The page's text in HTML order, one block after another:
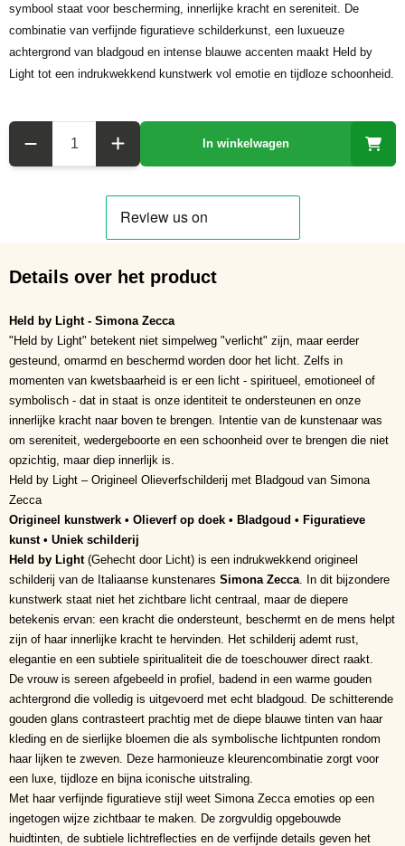
symbool staat voor bescherming, innerlijke kracht en sereniteit. De
combinatie van verfijnde figuratieve schilderkunst, een luxueuze
achtergrond van bladgoud en intense blauwe accenten maakt Held by
Light tot een indrukwekkend kunstwerk vol emotie en tijdloze schoonheid.
In winkelwagen
Details over het product
Held by Light - Simona Zecca
"Held by Light" betekent niet simpelweg "verlicht" zijn, maar eerder
gesteund, omarmd en beschermd worden door het licht. Zelfs in
momenten van kwetsbaarheid is er een licht - spiritueel, emotioneel of
symbolisch - dat in staat is onze identiteit te ondersteunen en onze
innerlijke kracht naar boven te brengen. Intentie van de kunstenaar was
om sereniteit, wedergeboorte en een schoonheid over te brengen die niet
opzichtig, maar diep innerlijk is.
Held by Light – Origineel Olieverfschilderij met Bladgoud van Simona
Zecca
Origineel kunstwerk • Olieverf op doek • Bladgoud • Figuratieve
kunst • Uniek schilderij
Held by Light(Gehecht door Licht) is een indrukwekkend origineel
schilderij van de Italiaanse kunstenares Simona Zecca . In dit bijzondere
kunstwerk staat niet het zichtbare licht centraal, maar de diepere
betekenis ervan: een kracht die ondersteunt, beschermt en de mens helpt
zijn of haar innerlijke kracht te hervinden. Het schilderij ademt rust,
elegantie en een subtiele spiritualiteit die de toeschouwer direct raakt.
De vrouw is sereen afgebeeld in profiel, badend in een warme gouden
achtergrond die volledig is uitgevoerd met echt bladgoud. De schitterende
gouden glans contrasteert prachtig met de diepe blauwe tinten van haar
kleding en de sierlijke bloemen die als symbolische lichtpunten rondom
haar lijken te zweven. Deze harmonieuze kleurencombinatie zorgt voor
een luxe, tijdloze en bijna iconische uitstraling.
Met haar verfijnde figuratieve stijl weet Simona Zecca emoties op een
ingetogen wijze zichtbaar te maken. De zorgvuldig opgebouwde
huidtinten, de subtiele lichtreflecties en de verfijnde details geven het